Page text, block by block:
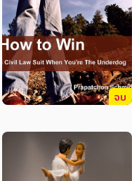
จบ